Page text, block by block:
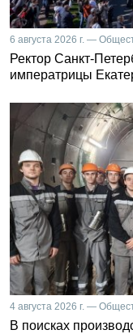
6 августа 2026 г. —
Ректор Санкт-
императрицы
4 августа 2026 г. —
В поисках